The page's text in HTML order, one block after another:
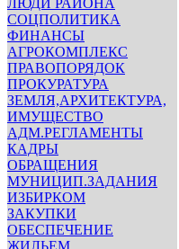
ЛЮДИ РАЙОНА
СОЦПОЛИТИКА
ФИНАНСЫ
АГРОКОМПЛЕКС
ПРАВОПОРЯДОК
ПРОКУРАТУРА
ЗЕМЛЯ,АРХИТЕКТУРА,
ИМУЩЕСТВО
АДМ.РЕГЛАМЕНТЫ
КАДРЫ
ОБРАЩЕНИЯ
МУНИЦИП.ЗАДАНИЯ
ИЗБИРКОМ
ЗАКУПКИ
ОБЕСПЕЧЕНИЕ
ЖИЛЬЕМ